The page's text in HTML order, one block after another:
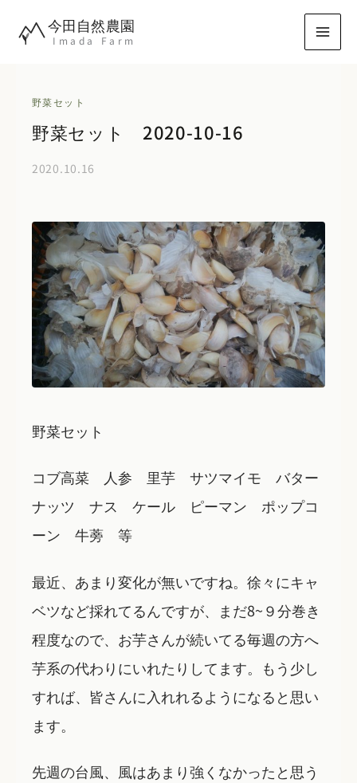
今田自然農園
Imada Farm
野菜セット
野菜セット 2020-10-16
2020.10.16
野菜セット
コブ高菜 人参 里芋 サツマイモ バター
ナッツ ナス ケール ピーマン ポップコ
ーン 牛蒡 等
最近、あまり変化が無いですね。徐々にキャ
ベツなど採れてるんですが、まだ8~９分巻き
程度なので、お芋さんが続いてる毎週の方へ
芋系の代わりにいれたりしてます。もう少し
すれば、皆さんに入れれるようになると思い
ます。
先週の台風、風はあまり強くなかったと思う